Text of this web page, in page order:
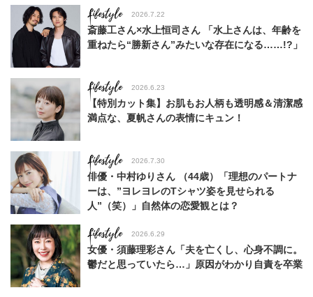
Lifestyle 2026.7.22
斎藤工さん×水上恒司さん 「水上さんは、年齢を
重ねたら“勝新さん”みたいな存在になる……!?」
Lifestyle 2026.6.23
【特別カット集】お肌もお人柄も透明感＆清潔感
満点な、夏帆さんの表情にキュン！
Lifestyle 2026.7.30
俳優・中村ゆりさん （44歳）「理想のパートナ
ーは、”ヨレヨレのTシャツ姿を見せられる
人”（笑）」自然体の恋愛観とは？
Lifestyle 2026.6.29
女優・須藤理彩さん「夫を亡くし、心身不調に。
鬱だと思っていたら…」原因がわかり自責を卒業